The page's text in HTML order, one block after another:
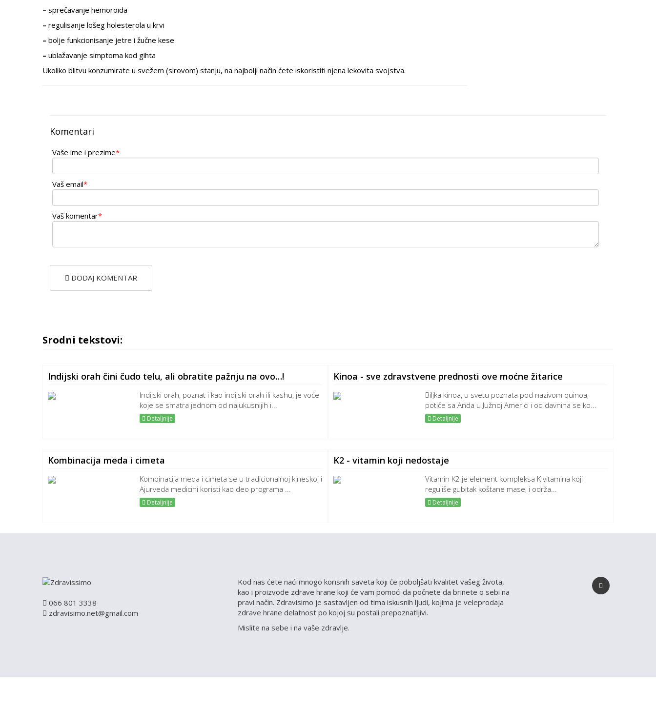
– sprečavanje hemoroida
– regulisanje lošeg holesterola u krvi
– bolje funkcionisanje jetre i žučne kese
– ublažavanje simptoma kod gihta
Ukoliko blitvu konzumirate u svežem (sirovom) stanju, na najbolji način ćete iskoristiti njena lekovita svojstva.
Komentari
Vaše ime i prezime*
Vaš email*
Vaš komentar*
DODAJ KOMENTAR
Srodni tekstovi:
Indijski orah čini čudo telu, ali obratite pažnju na ovo…!
Indijski orah, poznat i kao indijski orah ili kashu, je voće
koje se smatra jednom od najukusnijih i...
Detaljnije
Kinoa - sve zdravstvene prednosti ove moćne žitarice
Biljka kinoa, u svetu poznata pod nazivom quinoa,
potiče sa Anda u Južnoj Americi i od davnina se ko...
Detaljnije
Kombinacija meda i cimeta
Kombinacija meda i cimeta se u tradicionalnoj kineskoj i
Ajurveda medicini koristi kao deo programa ...
Detaljnije
K2 - vitamin koji nedostaje
Vitamin K2 je element kompleksa K vitamina koji
reguliše gubitak koštane mase, i održa...
Detaljnije
066 801 3338
zdravisimo.net@gmail.com
Kod nas ćete naći mnogo korisnih saveta koji će poboljšati kvalitet vašeg života,
kao i proizvode zdrave hrane koji će vam pomoći da počnete da brinete o sebi na
pravi način. Zdravisimo je sastavljen od tima iskusnih ljudi, kojima je veleprodaja
zdrave hrane delatnost po kojoj su postali prepoznatljivi.
Mislite na sebe i na vaše zdravlje.